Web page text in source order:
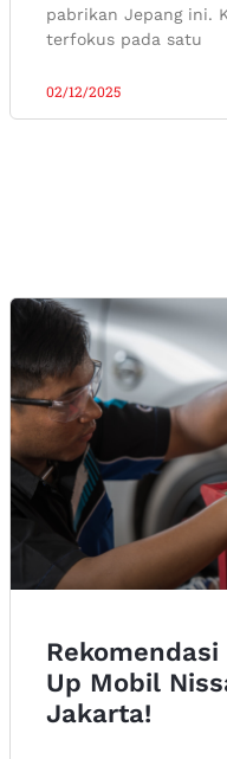
pabrikan Jepang ini.
terfokus pada satu
02/12/2025
Up Mobil
Jakarta!